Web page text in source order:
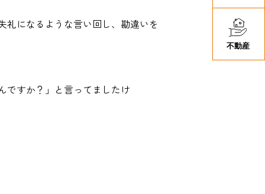
になるような言い回し、勘違いを
ですか？」と言ってましたけ